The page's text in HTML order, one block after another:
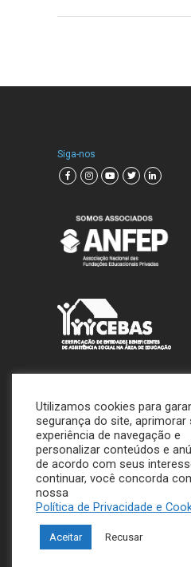
Siga-nos
Utilizamos cookies para
segurança do site, aprimorar
experiência de navegação e
personalizar conteúdos e
de acordo com seus
continuar, você concorda
nossa
Política de Privacidade e
Aceitar Recusar